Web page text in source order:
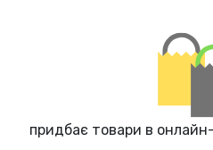
придбає товари в